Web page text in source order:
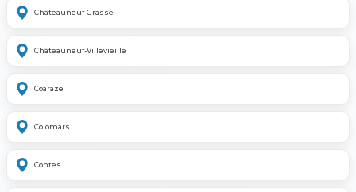
Châteauneuf-Grasse
Châteauneuf-Villevieille
Coaraze
Colomars
Contes